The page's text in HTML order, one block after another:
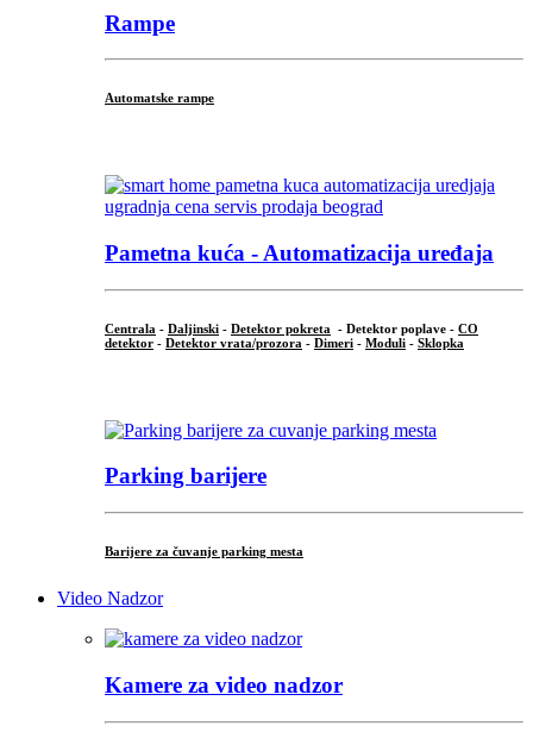
Rampe
Automatske rampe
Pametna kuća - Automatizacija uređaja
Centrala - Daljinski - Detektor pokreta - Detektor poplave - CO
detektor - Detektor vrata/prozora - Dimeri - Moduli - Sklopka
Parking barijere
Barijere za čuvanje parking mesta
Video Nadzor
Kamere za video nadzor